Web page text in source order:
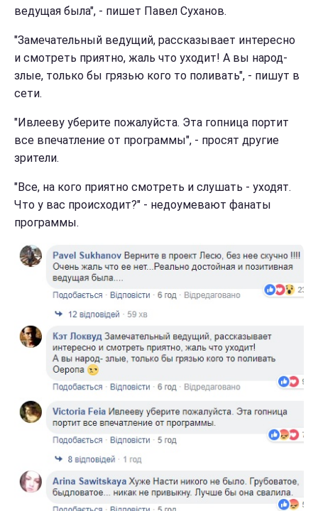
ведущая была", - пишет Павел Суханов.
"Замечательный ведущий, рассказывает интересно
и смотреть приятно, жаль что уходит! А вы народ-
злые, только бы грязью кого то поливать", - пишут в
сети.
"Ивлееву уберите пожалуйста. Эта гопница портит
все впечатление от программы", - просят другие
зрители.
"Все, на кого приятно смотреть и слушать - уходят.
Что у вас происходит?" - недоумевают фанаты
программы.